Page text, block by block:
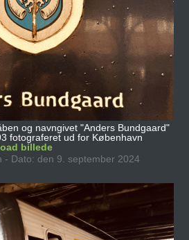
og navngivet "Anders Bundgaard"
fotograferet ud for København
billede
- Dato: den 9. september 2024